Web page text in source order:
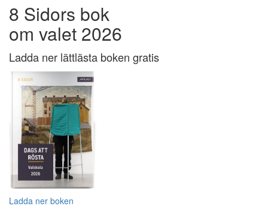
8 Sidors bok
om valet 2026
Ladda ner lättlästa boken gratis
Ladda ner boken